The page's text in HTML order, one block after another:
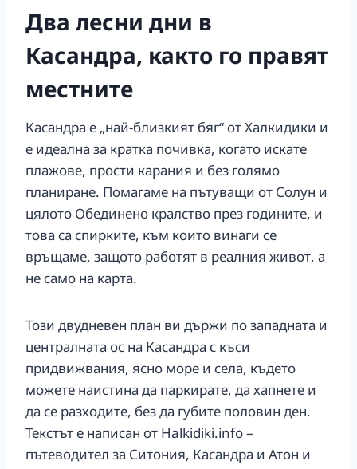
Два лесни дни в
Касандра, както го правят
местните
Касандра е „най-близкият бяг“ от Халкидики и
е идеална за кратка почивка, когато искате
плажове, прости карания и без голямо
планиране. Помагаме на пътуващи от Солун и
цялото Обединено кралство през годините, и
това са спирките, към които винаги се
връщаме, защото работят в реалния живот, а
не само на карта.
Този двудневен план ви държи по западната и
централната ос на Касандра с къси
придвижвания, ясно море и села, където
можете наистина да паркирате, да хапнете и
да се разходите, без да губите половин ден.
Текстът е написан от Halkidiki.info –
пътеводител за Ситония, Касандра и Атон и